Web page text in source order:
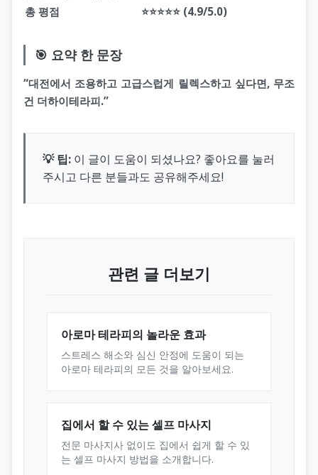
총 평점
⭐⭐⭐⭐⭐ (4.9/5.0)
🎯 요약 한 문장
“대전에서 조용하고 고급스럽게 릴렉스하고 싶다면, 무조
건 더하이테라피.”
💡 팁: 이 글이 도움이 되셨나요? 좋아요를 눌러
주시고 다른 분들과도 공유해주세요!
관련 글 더보기
아로마 테라피의 놀라운 효과
스트레스 해소와 심신 안정에 도움이 되는
아로마 테라피의 모든 것을 알아보세요.
집에서 할 수 있는 셀프 마사지
전문 마사지사 없이도 집에서 쉽게 할 수 있
는 셀프 마사지 방법을 소개합니다.